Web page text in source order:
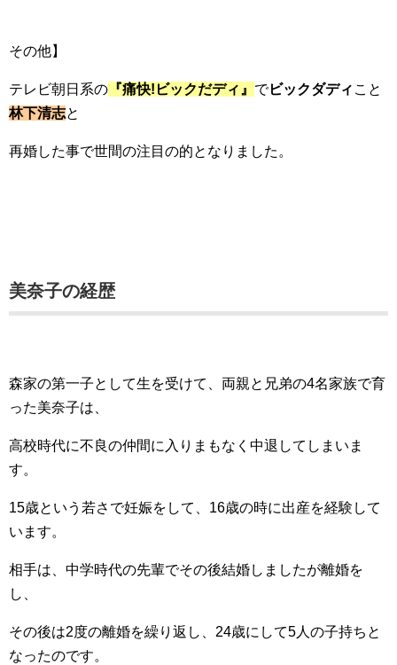
その他】
テレビ朝日系の 『痛快!ビックだディ』 でビックダディ こと
林下清志と
再婚した事で世間の注目の的となりました。
美奈子の経歴
森家の第一子として生を受けて、両親と兄弟の4名家族で育
った美奈子は、
高校時代に不良の仲間に入りまもなく中退してしまいま
す。
15歳という若さで妊娠をして、16歳の時に出産を経験して
います。
相手は、中学時代の先輩でその後結婚しましたが離婚を
し、
その後は2度の離婚を繰り返し、24歳にして5人の子持ちと
なったのです。